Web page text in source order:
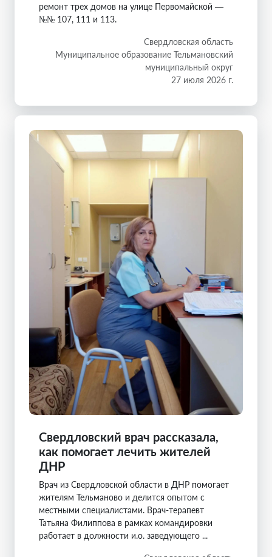
ремонт трех домов на улице Первомайской —
№№ 107, 111 и 113.
Свердловская область
Муниципальное образование Тельмановский
муниципальный округ
27 июля 2026 г.
Свердловский врач рассказала,
как помогает лечить жителей
ДНР
Врач из Свердловской области в ДНР помогает
жителям Тельманово и делится опытом с
местными специалистами. Врач-терапевт
Татьяна Филиппова в рамках командировки
работает в должности и.о. заведующего ...